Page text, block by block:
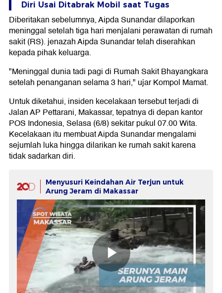
Diri Usai Ditabrak Mobil saat Tugas
Diberitakan sebelumnya, Aipda Sunandar dilaporkan
meninggal setelah tiga hari menjalani perawatan di rumah
sakit (RS). jenazah Aipda Sunandar telah diserahkan
kepada pihak keluarga.
"Meninggal dunia tadi pagi di Rumah Sakit Bhayangkara
setelah penanganan selama 3 hari," ujar Kompol Mamat.
Untuk diketahui, insiden kecelakaan tersebut terjadi di
Jalan AP Pettarani, Makassar, tepatnya di depan kantor
POS Indonesia, Selasa (6/8) sekitar pukul 07.00 Wita.
Kecelakaan itu membuat Aipda Sunandar mengalami
sejumlah luka hingga dilarikan ke rumah sakit karena
tidak sadarkan diri.
Menyusuri Keindahan Air Terjun untuk
Arung Jeram di Makassar